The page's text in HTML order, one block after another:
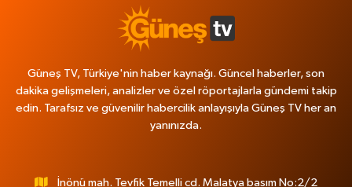
Güneş TV, Türkiye'nin haber kaynağı. Güncel haberler, son
dakika gelişmeleri, analizler ve özel röportajlarla gündemi takip
edin. Tarafsız ve güvenilir habercilik anlayışıyla Güneş TV her an
yanınızda.
İnönü mah. Tevfik Temelli cd. Malatya basım No:2/2